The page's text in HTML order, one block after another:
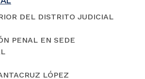
DEL DISTRITO JUDICIAL
PENAL EN SEDE
LÓPEZ